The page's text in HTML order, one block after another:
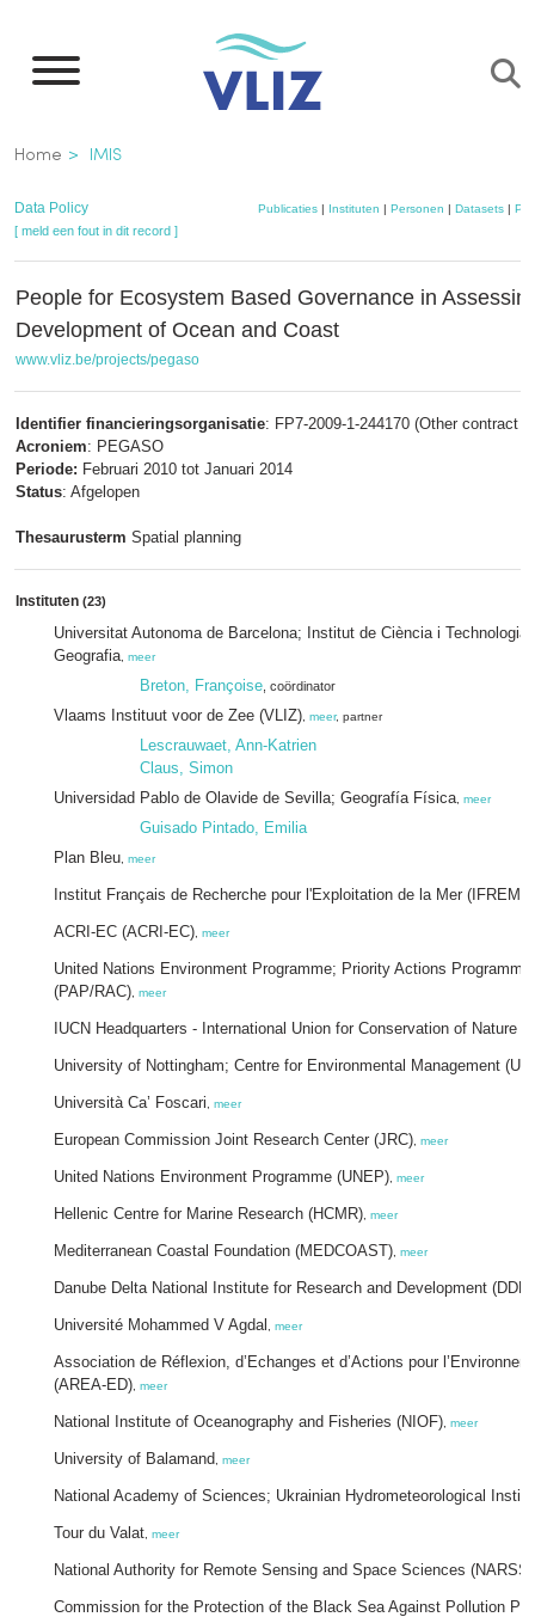
naar
inhoud
gaan
Kruimelpad
Home IMIS
Data Policy Publicaties | Instituten | Personen | Datasets |
[ meld een fout in dit record ]
People for Ecosystem Based Governance in
Development of Ocean and Coast
www.vliz.be/projects/pegaso
Identifier financieringsorganisatie: FP7-2009-1-244170 (Other contract
Acroniem: PEGASO
Periode: Februari 2010 tot Januari 2014
Status: Afgelopen
Thesaurusterm Spatial planning
Instituten (23)
Universitat Autonoma de Barcelona; Institut de Ciència i Technologia
Geografia meer
Breton, Françoise , coördinator
Vlaams Instituut voor de Zee (VLIZ) meer, partner
Lescrauwaet, Ann-Katrien
Claus, Simon
Universidad Pablo de Olavide de Sevilla; Geografía Física meer
Guisado Pintado, Emilia
Plan Bleu meer
Institut Français de Recherche pour l'Exploitation de la Mer
ACRI-EC (ACRI-EC) meer
United Nations Environment Programme; Priority Actions
(PAP/RAC) meer
IUCN Headquarters - International Union for Conservation of Nature
University of Nottingham; Centre for Environmental Management
Università Ca’ Foscari meer
European Commission Joint Research Center (JRC) meer
United Nations Environment Programme (UNEP) meer
Hellenic Centre for Marine Research (HCMR) meer
Mediterranean Coastal Foundation (MEDCOAST) meer
Danube Delta National Institute for Research and Development
Université Mohammed V Agdal meer
Association de Réflexion, d’Echanges et d’Actions pour
(AREA-ED) meer
National Institute of Oceanography and Fisheries (NIOF) meer
University of Balamand meer
National Academy of Sciences; Ukrainian Hydrometeorological
Tour du Valat meer
National Authority for Remote Sensing and Space Sciences (NARSS)
Commission for the Protection of the Black Sea Against Pollution